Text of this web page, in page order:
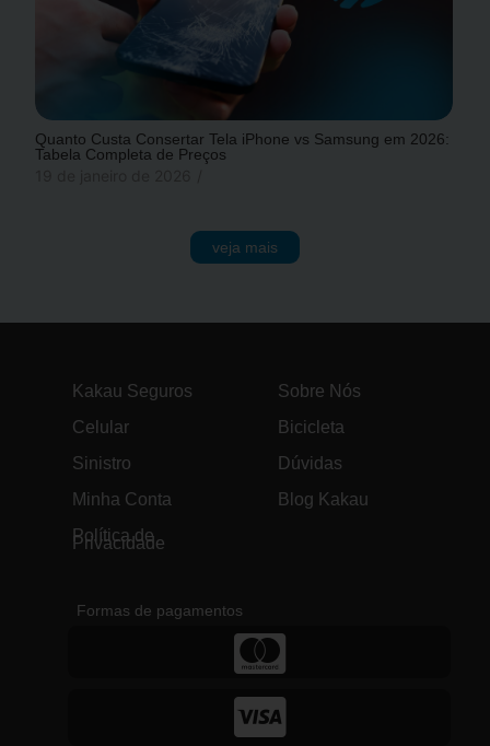
Quanto Custa Consertar Tela iPhone vs Samsung em 2026:
Tabela Completa de Preços
veja mais
Kakau Seguros
Celular
Sinistro
Minha Conta
Política de
Privacidade
Sobre Nós
Bicicleta
Dúvidas
Blog Kakau
Formas de pagamentos